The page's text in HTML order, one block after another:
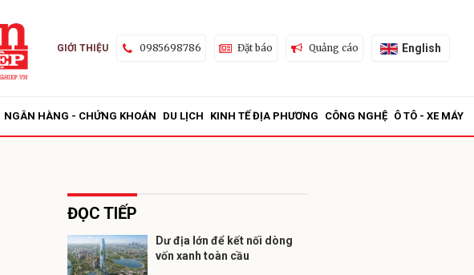
GIỚI THIỆU 0985698786 Đặt báo Quảng cáo English
NGÂN HÀNG - CHỨNG KHOÁN DU LỊCH KINH TẾ ĐỊA PHƯƠNG CÔNG NGHỆ Ô TÔ - XE MÁY
ĐỌC TIẾP
Dư địa lớn để kết nối dòng
vốn xanh toàn cầu
Gửi